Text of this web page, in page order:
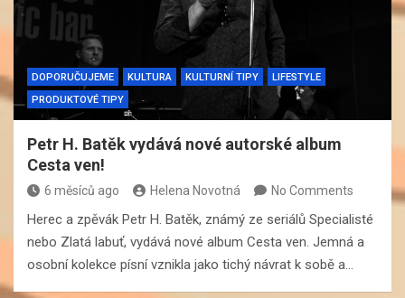
DOPORUČUJEME KULTURA KULTURNÍ TIPY
LIFESTYLE
PRODUKTOVÉ TIPY
Petr H. Batěk vydává nové autorské album
Cesta ven!
6 měsíců ago Helena Novotná No Comments
Herec a zpěvák Petr H. Batěk, známý ze seriálů Specialisté
nebo Zlatá labuť, vydává nové album Cesta ven. Jemná a
osobní kolekce písní vznikla jako tichý návrat k sobě a…